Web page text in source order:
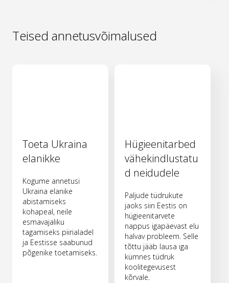
Teised annetusvõimalused
Toeta Ukraina
elanikke
Kogume annetusi
Ukraina elanike
abistamiseks
kohapeal, neile
esmavajaliku
tagamiseks piirialadel
ja Eestisse saabunud
põgenike toetamiseks.
Hügieenitarbed
vähekindlustatu
d neidudele
Paljude tüdrukute
jaoks siin Eestis on
hügieenitarvete
nappus igapäevast elu
halvav probleem. Selle
tõttu jääb lausa iga
kümnes tüdruk
koolitegevusest
kõrvale.